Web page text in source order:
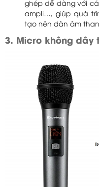
ghép dễ dàng với
ampli…, giúp quá
tạo nên dàn âm
3. Micro không dây